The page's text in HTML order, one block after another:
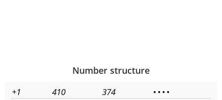
Number structure
+1 410 374 • • • •